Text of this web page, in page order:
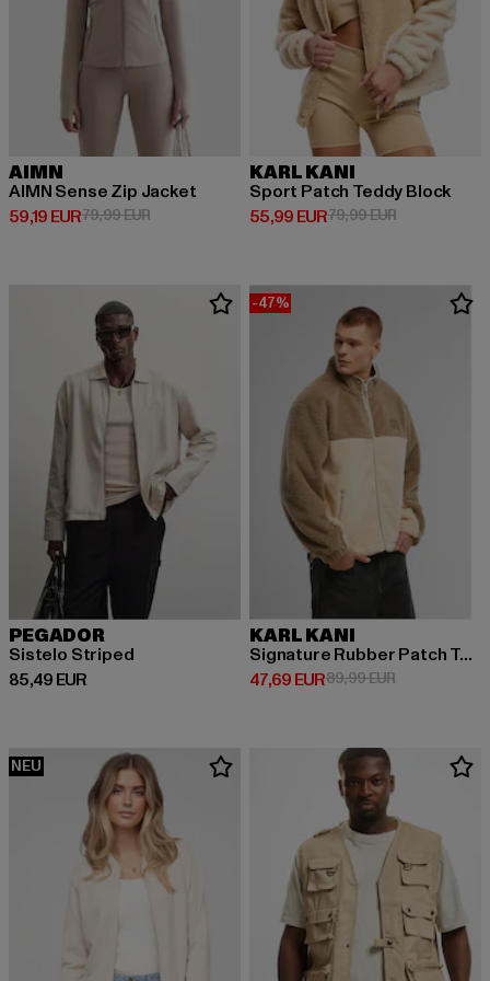
AIMN
AIMN Sense Zip Jacket
59,19 EUR
Derzeitiger Preis: 59,19 EUR
79,99 EURAktionspreis: 79,99 EUR
KARL KANI
Sport Patch Teddy Block
55,99 EUR
Derzeitiger Preis: 55,99 EUR
79,99 EURAktionspreis:
PEGADOR
Sistelo Striped
85,49 EUR
Derzeitiger Preis: 85,49 EUR
-47%
KARL KANI
Signature Rubber Patch Teddy
47,69 EUR
Derzeitiger Preis: 47,69 EUR
89,99 EURAktionspreis:
NEU